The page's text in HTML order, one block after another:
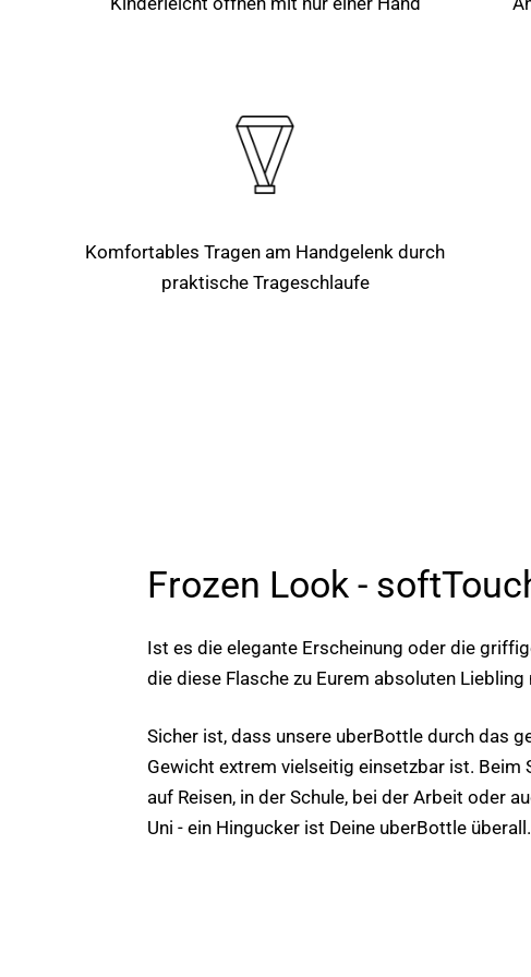
Komfortables Tragen am Handgelenk durch
praktische Trageschlaufe
Frozen Look -
Ist es die elegante Erscheinung oder die
die diese Flasche zu Eurem absoluten Liebling
Sicher ist, dass unsere uberBottle durch das
Gewicht extrem vielseitig einsetzbar ist. Beim
auf Reisen, in der Schule, bei der Arbeit oder
Uni - ein Hingucker ist Deine uberBottle überall.